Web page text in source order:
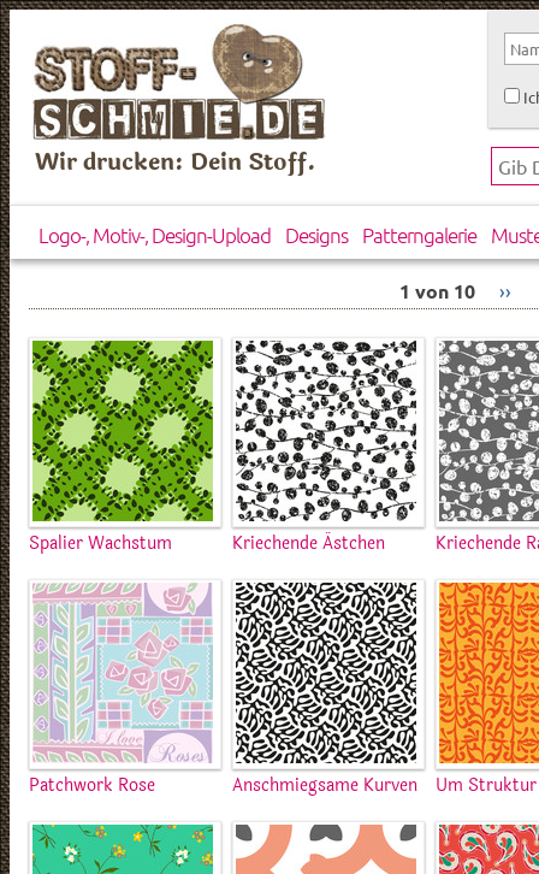
Wir drucken: Dein Stoff.
Logo-, Motiv-, Design-Upload Designs Patterngalerie
1 von 10 ››
Spalier Wachstum Kriechende Ästchen Kriechende
Patchwork Rose Anschmiegsame Kurven Um Struktur